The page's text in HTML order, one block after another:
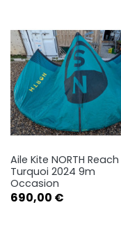
Aile Kite NORTH Reach
Turquoi 2024 9m
Occasion
Prix
690,00 €